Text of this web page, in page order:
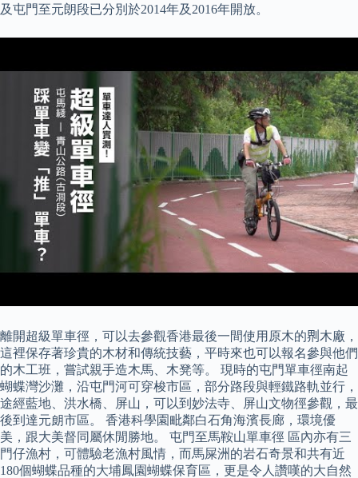
及屯門至元朗段已分別於2014年及2016年開放。
離開超級單車徑，可以去參觀香港最後一間使用原木的𠝹木廠，
這裡保存著珍貴的木材和傳統技藝，平時來也可以報名參與他們
的木工班，嘗試親手造木馬、木凳等。 現時的屯門單車徑南起
蝴蝶灣沙灘，沿屯門河可穿梭市區，部分路段與輕鐵路軌並行，
途經藍地、洪水橋、屏山，可以到妙法寺、屏山文物徑參觀，最
後到達元朗市區。 香港科學園毗鄰白石角海濱長廊，環境優
美，跟大美督同屬休閒勝地。 屯門至馬鞍山單車徑 區內亦有三
門仔漁村，可體驗老漁村風情，而馬屎洲的岩石奇景和共有近
180個蝴蝶品種的大埔鳳園蝴蝶保育區，更是令人讚嘆的大自然